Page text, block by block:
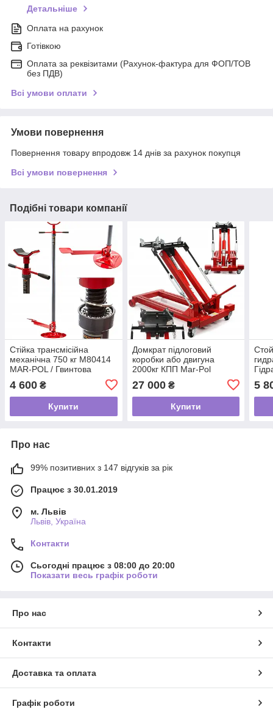
Детальніше
Оплата на рахунок
Готівкою
Оплата за реквізитами (Рахунок-фактура для ФОП/ТОВ
без ПДВ)
Всі умови оплати
Умови повернення
Повернення товару впродовж 14 днів за рахунок покупця
Всі умови повернення
Подібні товари компанії
Стійка трансмісійна
механічна 750 кг M80414
MAR-POL / Гвинтова
4 600 ₴
Купити
Домкрат підлоговий
коробки або двигуна
2000кг КПП Mar-Pol
27 000₴
Купити
5
Про нас
99% позитивних з 147 відгуків за рік
Працює з 30.01.2019
м. Львів
Львів, Україна
Контакти
Сьогодні працює з 08:00 до 20:00
Показати весь графік роботи
Про нас
Контакти
Доставка та оплата
Графік роботи